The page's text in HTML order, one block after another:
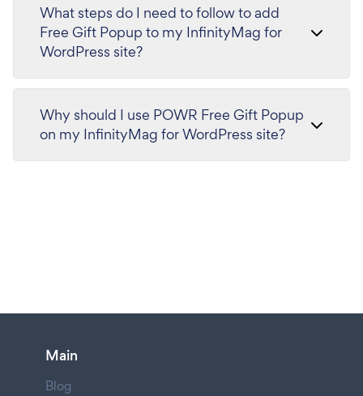
What steps do I need to follow to add
Free Gift Popup to my InfinityMag for
WordPress site?
Why should I use POWR Free Gift Popup
on my InfinityMag for WordPress site?
Main
Blog